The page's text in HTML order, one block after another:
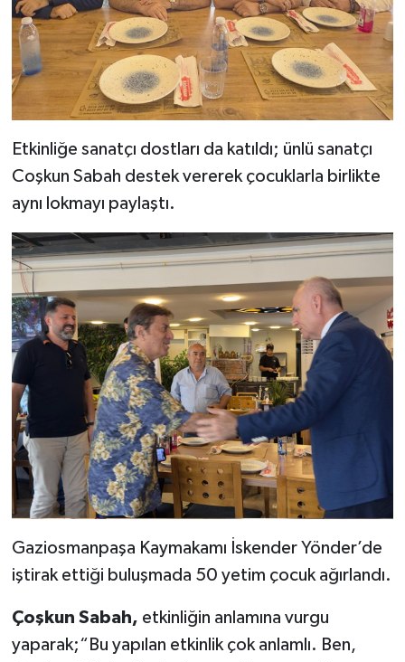
Etkinliğe sanatçı dostları da katıldı; ünlü sanatçı
Coşkun Sabah destek vererek çocuklarla birlikte
aynı lokmayı paylaştı.
Gaziosmanpaşa Kaymakamı İskender Yönder’de
iştirak ettiği buluşmada 50 yetim çocuk ağırlandı.
Çoşkun Sabah, etkinliğin anlamına vurgu
yaparak;“Bu yapılan etkinlik çok anlamlı. Ben,